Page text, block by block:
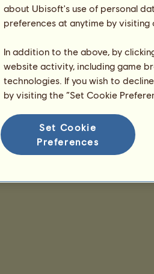
about Ubisoft's use of personal
preferences at anytime by
In addition to the above, by
website activity, including game
technologies. If you wish to
by visiting the “Set Cookie
Set Cookie
Preferences